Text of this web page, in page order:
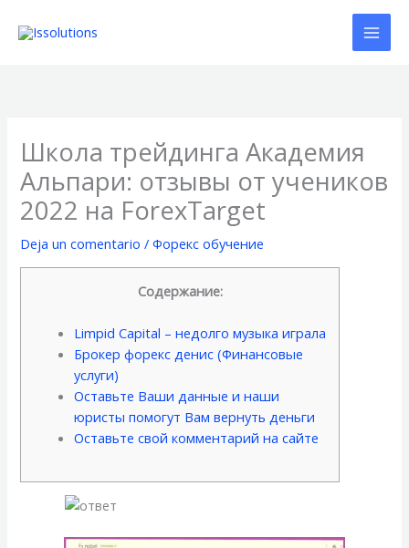
Школа трейдинга Академия
Альпари: отзывы от учеников
2022 на ForexTarget
Deja un comentario /Форекс обучение
Содержание:
Limpid Capital – недолго музыка играла
Брокер форекс денис (Финансовые
услуги)
Оставьте Ваши данные и наши
юристы помогут Вам вернуть деньги
Оставьте свой комментарий на сайте